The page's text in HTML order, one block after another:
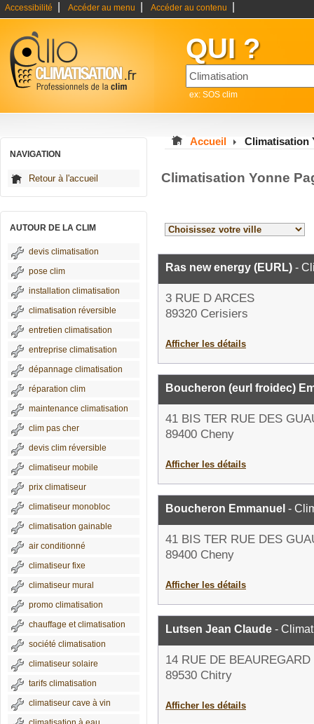
Accessibilité Accéder au menu Accéder au contenu
QUI ?
ex: SOS clim
NAVIGATION
Retour à l'accueil
AUTOUR DE LA CLIM
devis climatisation
pose clim
installation climatisation
climatisation réversible
entretien climatisation
entreprise climatisation
dépannage climatisation
réparation clim
maintenance climatisation
clim pas cher
devis clim réversible
climatiseur mobile
prix climatiseur
climatiseur monobloc
climatisation gainable
air conditionné
climatiseur fixe
climatiseur mural
promo climatisation
chauffage et climatisation
société climatisation
climatiseur solaire
tarifs climatisation
climatiseur cave à vin
Accueil Climatisation
Climatisation Yonne
Ras new energy (EURL) -
3 RUE D ARCES
89320 Cerisiers
Afficher les détails
Boucheron (eurl froidec)
41 BIS TER RUE DES
89400 Cheny
Afficher les détails
Boucheron Emmanuel -
41 BIS TER RUE DES
89400 Cheny
Afficher les détails
Lutsen Jean Claude -
14 RUE DE BEAUREGARD
89530 Chitry
Afficher les détails